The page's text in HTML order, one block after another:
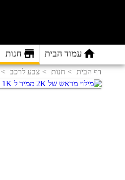
עמוד הבית חנות
דף הבית חנות צבע לרכב